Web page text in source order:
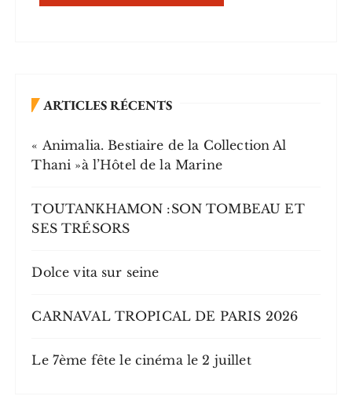
ARTICLES RÉCENTS
« Animalia. Bestiaire de la Collection Al
Thani »à l’Hôtel de la Marine
TOUTANKHAMON :SON TOMBEAU ET
SES TRÉSORS
Dolce vita sur seine
CARNAVAL TROPICAL DE PARIS 2026
Le 7ème fête le cinéma le 2 juillet